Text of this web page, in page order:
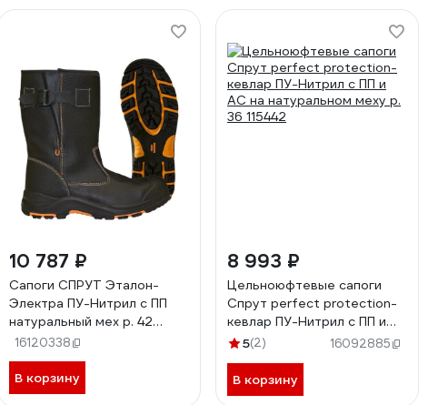
10 787 ₽
Сапоги СПРУТ Эталон-
Электра ПУ-Нитрил с ПП
натуральный мех р. 42
117046
16120338
В корзину
8 993 ₽
Цельноюфтевые сапоги
Спрут perfect protection-
кевлар ПУ-Нитрил с ПП и
АС на натуральном меху р.
5(2) 16092885
В корзину